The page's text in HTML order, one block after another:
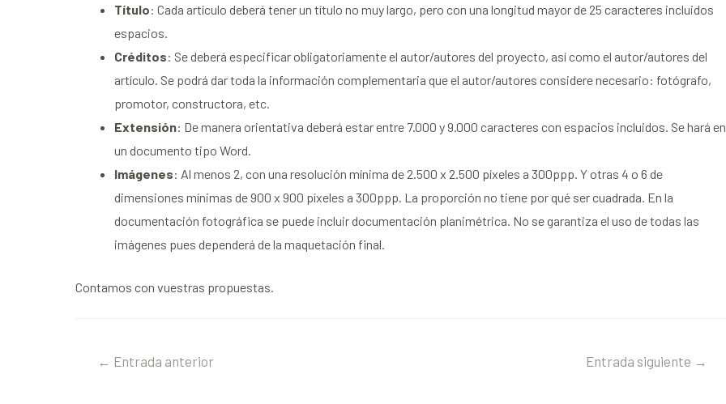
Título: Cada artículo deberá tener un título no muy largo, pero con una longitud mayor de 25 caracteres incluidos
espacios.
Créditos: Se deberá especificar obligatoriamente el autor/autores del proyecto, así como el autor/autores del
artículo. Se podrá dar toda la información complementaria que el autor/autores considere necesario: fotógrafo,
promotor, constructora, etc.
Extensión: De manera orientativa deberá estar entre 7.000 y 9.000 caracteres con espacios incluidos. Se hará en
un documento tipo Word.
Imágenes: Al menos 2, con una resolución mínima de 2.500 x 2.500 píxeles a 300ppp. Y otras 4 o 6 de
dimensiones mínimas de 900 x 900 píxeles a 300ppp. La proporción no tiene por qué ser cuadrada. En la
documentación fotográfica se puede incluir documentación planimétrica. No se garantiza el uso de todas las
imágenes pues dependerá de la maquetación final.
Contamos con vuestras propuestas.
← Entrada anterior Entrada siguiente →